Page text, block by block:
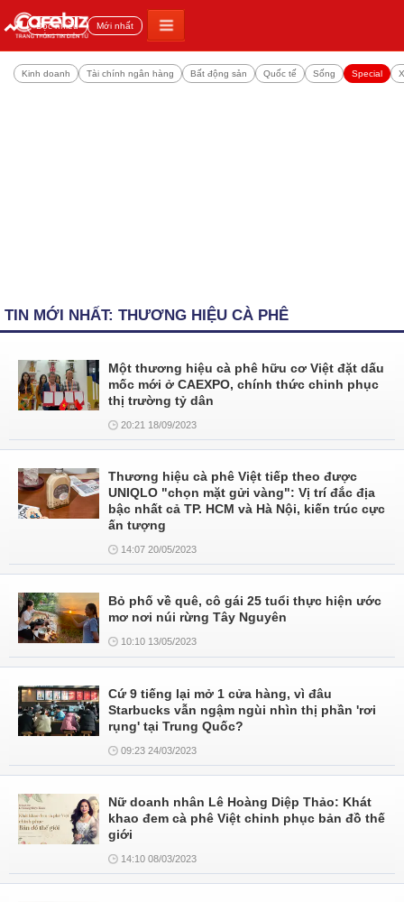
Đọc nhiều Mới nhất
Kinh doanh Tài chính ngân hàng Bất động sản Quốc tế Sống Special
TIN MỚI NHẤT: THƯƠNG HIỆU CÀ PHÊ
Một thương hiệu cà phê hữu cơ Việt đặt dấu
mốc mới ở CAEXPO, chính thức chinh phục
thị trường tỷ dân
20:21 18/09/2023
Thương hiệu cà phê Việt tiếp theo được
UNIQLO "chọn mặt gửi vàng": Vị trí đắc địa
bậc nhất cả TP. HCM và Hà Nội, kiến trúc cực
ấn tượng
14:07 20/05/2023
Bỏ phố về quê, cô gái 25 tuổi thực hiện ước
mơ nơi núi rừng Tây Nguyên
10:10 13/05/2023
Cứ 9 tiếng lại mở 1 cửa hàng, vì đâu
Starbucks vẫn ngậm ngùi nhìn thị phần 'rơi
rụng' tại Trung Quốc?
09:23 24/03/2023
Nữ doanh nhân Lê Hoàng Diệp Thảo: Khát
khao đem cà phê Việt chinh phục bản đồ thế
giới
14:10 08/03/2023